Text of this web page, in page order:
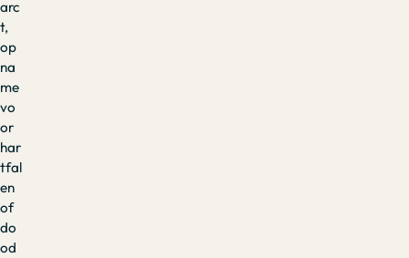
arc
t,
op
na
me
vo
or
har
tfal
en
of
do
od